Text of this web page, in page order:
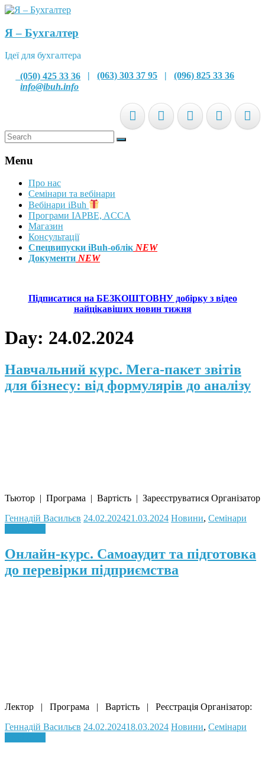
Я – Бухгалтер
Ідеї для бухгалтера
(050) 425 33 36 |(063) 303 37 95 |(096) 825 33 36
info@ibuh.info
Menu
Про нас
Семінари та вебінари
Вебінари iBuh
Програми IAPBE, ACCA
Магазин
Консультації
Спецвипуски iBuh-облік NEW
Документи NEW
Підписатися на БЕЗКОШТОВНУ добірку з відео
найцікавіших новин тижня
Day: 24.02.2024
Навчальний курс. Мега-пакет звітів
для бізнесу: від формулярів до аналізу
Тьютор | Програма | Вартість | Зареєструватися Організатор
Геннадій Васильєв 24.02.202421.03.2024 Новини, Семінари
Онлайн-курс. Самоаудит та підготовка
до перевірки підприємства
Лектор | Програма | Вартість | Реєстрація Організатор:
Геннадій Васильєв 24.02.202418.03.2024 Новини, Семінари